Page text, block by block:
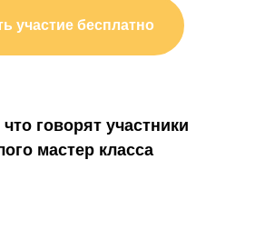
участие бесплатно
говорят участники
мастер класса